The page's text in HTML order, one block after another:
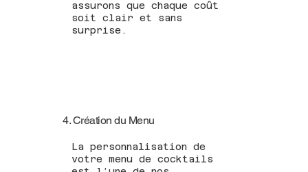
assurons que chaque coût
soit clair et sans
surprise.
4. Création du Menu
La personnalisation de
votre menu de cocktails